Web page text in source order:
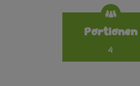
Portionen
4